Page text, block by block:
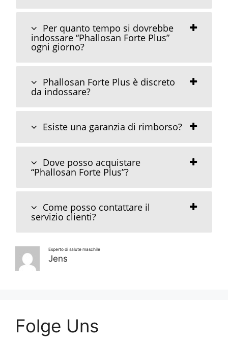
Per quanto tempo si dovrebbe
indossare “Phallosan Forte Plus”
ogni giorno?
Phallosan Forte Plus è discreto
da indossare?
Esiste una garanzia di rimborso?
Dove posso acquistare
“Phallosan Forte Plus”?
Come posso contattare il
servizio clienti?
Esperto di salute maschile
Jens
Folge Uns